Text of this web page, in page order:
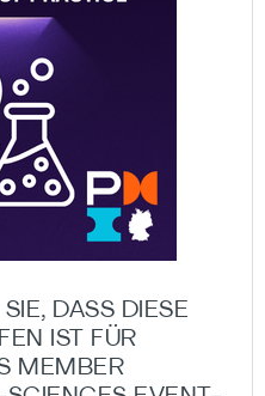
DASS DIESE
IST FÜR
MEMBER